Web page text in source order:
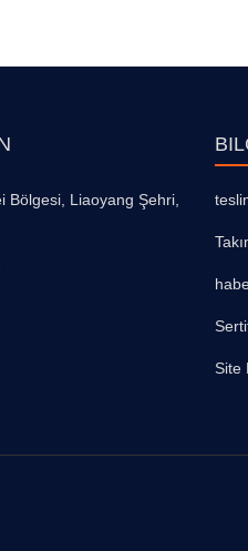
Bölgesi, Liaoyang Şehri,
Site